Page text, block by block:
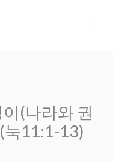
(나라와 권
눅11:1-13)